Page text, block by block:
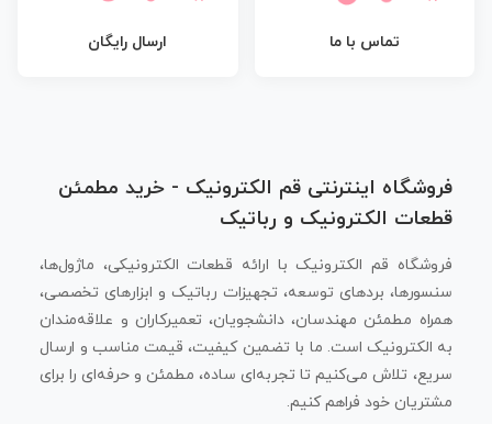
تماس با ما ارسال رایگان
فروشگاه اینترنتی قم الکترونیک - خرید مطمئن
قطعات الکترونیک و رباتیک
فروشگاه قم الکترونیک با ارائه قطعات الکترونیکی، ماژول‌ها،
سنسورها، بردهای توسعه، تجهیزات رباتیک و ابزارهای تخصصی،
همراه مطمئن مهندسان، دانشجویان، تعمیرکاران و علاقه‌مندان
به الکترونیک است. ما با تضمین کیفیت، قیمت مناسب و ارسال
سریع، تلاش می‌کنیم تا تجربه‌ای ساده، مطمئن و حرفه‌ای را برای
مشتریان خود فراهم کنیم.